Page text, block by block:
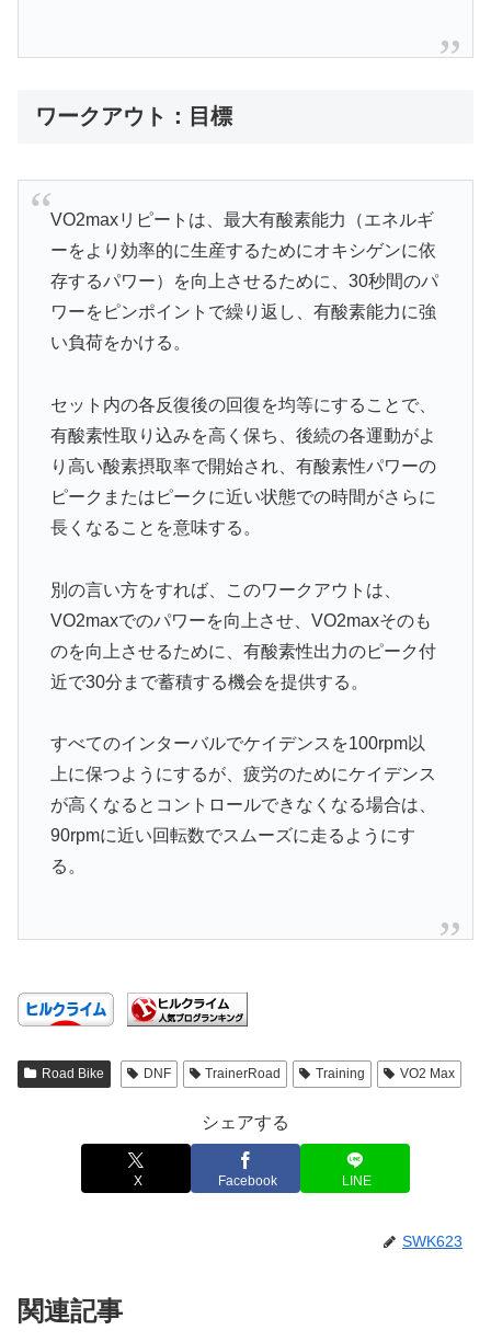
ワークアウト：目標
VO2maxリピートは、最大有酸素能力（エネルギ
ーをより効率的に生産するためにオキシゲンに依
存するパワー）を向上させるために、30秒間のパ
ワーをピンポイントで繰り返し、有酸素能力に強
い負荷をかける。
セット内の各反復後の回復を均等にすることで、
有酸素性取り込みを高く保ち、後続の各運動がよ
り高い酸素摂取率で開始され、有酸素性パワーの
ピークまたはピークに近い状態での時間がさらに
長くなることを意味する。
別の言い方をすれば、このワークアウトは、
VO2maxでのパワーを向上させ、VO2maxそのも
のを向上させるために、有酸素性出力のピーク付
近で30分まで蓄積する機会を提供する。
すべてのインターバルでケイデンスを100rpm以
上に保つようにするが、疲労のためにケイデンス
が高くなるとコントロールできなくなる場合は、
90rpmに近い回転数でスムーズに走るようにす
る。
Road Bike DNF TrainerRoad Training VO2 Max
シェアする
X Facebook LINE
SWK623
関連記事